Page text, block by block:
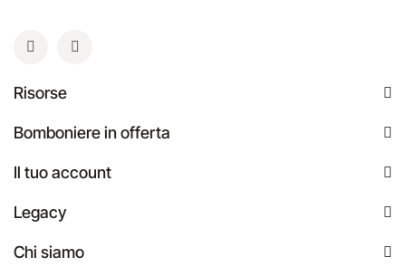
Risorse
Bomboniere in offerta
Il tuo account
Legacy
Chi siamo